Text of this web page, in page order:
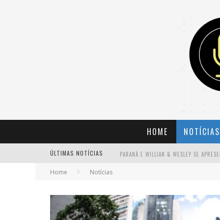
HOME NOTÍCIAS
ÚLTIMAS NOTÍCIAS
BANDA MOLE DE BH ANUNCIA KAYETE
Home Notícias